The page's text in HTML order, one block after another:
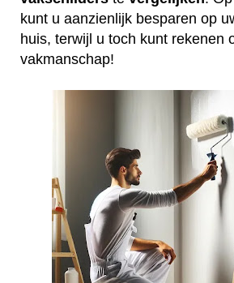
kunt u aanzienlijk besparen op
huis, terwijl u toch kunt rekenen
vakmanschap!